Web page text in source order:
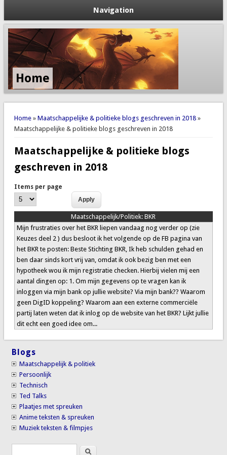
Navigation
Home
You are here
Home» Maatschappelijke & politieke blogs geschreven in 2018»
Maatschappelijke & politieke blogs geschreven in 2018
Maatschappelijke & politieke blogs
geschreven in 2018
Items per page
Maatschappelijk/Politiek:BKR
Mijn frustraties over het BKR liepen vandaag nog verder op (zie
Keuzes deel 2 ) dus besloot ik het volgende op de FB pagina van
het BKR te posten: Beste Stichting BKR, Ik heb schulden gehad en
ben daar sinds kort vrij van, omdat ik ook bezig ben met een
hypotheek wou ik mijn registratie checken. Hierbij vielen mij een
aantal dingen op: 1. Om mijn gegevens op te vragen kan ik
inloggen via mijn bank op jullie website? Via mijn bank?? Waarom
geen DigID koppeling? Waarom aan een externe commerciële
partij laten weten dat ik inlog op de website van het BKR? Lijkt jullie
dit echt een goed idee om...
Blogs
Maatschappelijk & politiek
Persoonlijk
Technisch
Ted Talks
Plaatjes met spreuken
Anime teksten & spreuken
Muziek teksten & filmpjes
Search